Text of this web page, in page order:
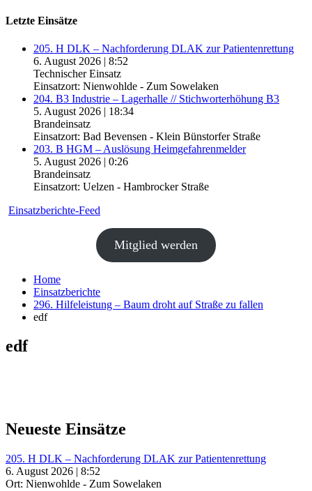
Letzte Einsätze
205. H DLK – Nachforderung DLAK zur Patientenrettung
6. August 2026 | 8:52
Technischer Einsatz
Einsatzort: Nienwohlde - Zum Sowelaken
204. B3 Industrie – Lagerhalle // Stichworterhöhung B3
5. August 2026 | 18:34
Brandeinsatz
Einsatzort: Bad Bevensen - Klein Bünstorfer Straße
203. B HGM – Auslösung Heimgefahrenmelder
5. August 2026 | 0:26
Brandeinsatz
Einsatzort: Uelzen - Hambrocker Straße
Einsatzberichte-Feed
Mitglied werden
Home
Einsatzberichte
296. Hilfeleistung – Baum droht auf Straße zu fallen
edf
edf
Neueste Einsätze
205. H DLK – Nachforderung DLAK zur Patientenrettung
6. August 2026 | 8:52
Ort: Nienwohlde - Zum Sowelaken